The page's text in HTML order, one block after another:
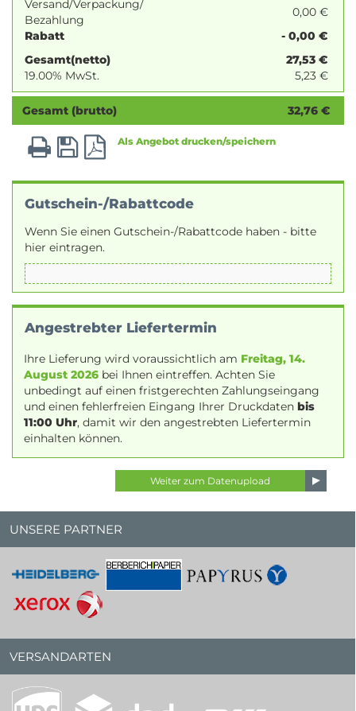
Versand/Verpackung/
Bezahlung
0,00 €
Rabatt
- 0,00 €
Gesamt(netto)
27,53 €
19.00% MwSt.
5,23 €
Gesamt (brutto) 32,76 €
Als Angebot drucken/speichern
Gutschein-/Rabattcode
Wenn Sie einen Gutschein-/Rabattcode haben - bitte
hier eintragen.
Angestrebter Liefertermin
Ihre Lieferung wird voraussichtlich am Freitag, 14.
August 2026 bei Ihnen eintreffen. Achten Sie
unbedingt auf einen fristgerechten Zahlungseingang
und einen fehlerfreien Eingang Ihrer Druckdaten bis
11:00 Uhr, damit wir den angestrebten Liefertermin
einhalten können.
UNSERE PARTNER
VERSANDARTEN